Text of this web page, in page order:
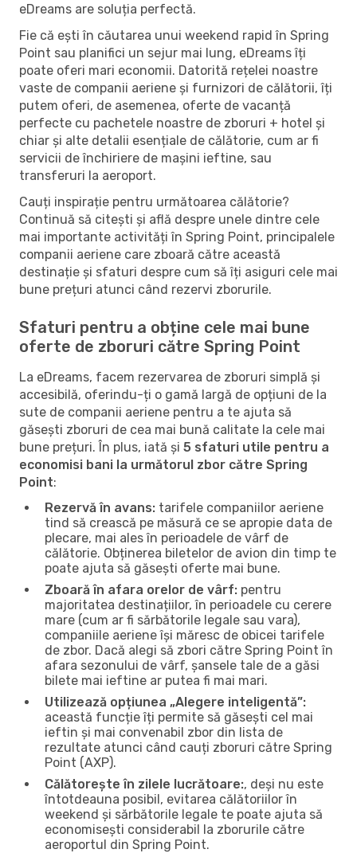
eDreams are soluția perfectă.
Fie că ești în căutarea unui weekend rapid în Spring
Point sau planifici un sejur mai lung, eDreams îți
poate oferi mari economii. Datorită rețelei noastre
vaste de companii aeriene și furnizori de călătorii, îți
putem oferi, de asemenea, oferte de vacanță
perfecte cu pachetele noastre de zboruri + hotel și
chiar și alte detalii esențiale de călătorie, cum ar fi
servicii de închiriere de mașini ieftine, sau
transferuri la aeroport.
Cauți inspirație pentru următoarea călătorie?
Continuă să citești și află despre unele dintre cele
mai importante activități în Spring Point, principalele
companii aeriene care zboară către această
destinație și sfaturi despre cum să îți asiguri cele mai
bune prețuri atunci când rezervi zborurile.
Sfaturi pentru a obține cele mai bune
oferte de zboruri către Spring Point
La eDreams, facem rezervarea de zboruri simplă și
accesibilă, oferindu-ți o gamă largă de opțiuni de la
sute de companii aeriene pentru a te ajuta să
găsești zboruri de cea mai bună calitate la cele mai
bune prețuri. În plus, iată și 5 sfaturi utile pentru a
economisi bani la următorul zbor către Spring
Point:
Rezervă în avans: tarifele companiilor aeriene
tind să crească pe măsură ce se apropie data de
plecare, mai ales în perioadele de vârf de
călătorie. Obținerea biletelor de avion din timp te
poate ajuta să găsești oferte mai bune.
Zboară în afara orelor de vârf: pentru
majoritatea destinațiilor, în perioadele cu cerere
mare (cum ar fi sărbătorile legale sau vara),
companiile aeriene își măresc de obicei tarifele
de zbor. Dacă alegi să zbori către Spring Point în
afara sezonului de vârf, șansele tale de a găsi
bilete mai ieftine ar putea fi mai mari.
Utilizează opțiunea „Alegere inteligentă”:
această funcție îți permite să găsești cel mai
ieftin și mai convenabil zbor din lista de
rezultate atunci când cauți zboruri către Spring
Point (AXP).
Călătorește în zilele lucrătoare:, deși nu este
întotdeauna posibil, evitarea călătoriilor în
weekend și sărbătorile legale te poate ajuta să
economisești considerabil la zborurile către
aeroportul din Spring Point.